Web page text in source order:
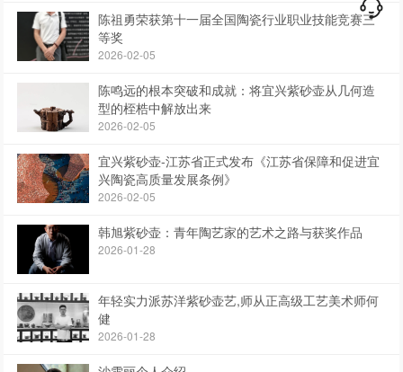
陈祖勇荣获第十一届全国陶瓷行业职业技能竞赛三
等奖
2026-02-05
陈鸣远的根本突破和成就：将宜兴紫砂壶从几何造
型的桎梏中解放出来
2026-02-05
宜兴紫砂壶-江苏省正式发布《江苏省保障和促进宜
兴陶瓷高质量发展条例》
2026-02-05
韩旭紫砂壶：青年陶艺家的艺术之路与获奖作品
2026-01-28
年轻实力派苏洋紫砂壶艺,师从正高级工艺美术师何
健
2026-01-28